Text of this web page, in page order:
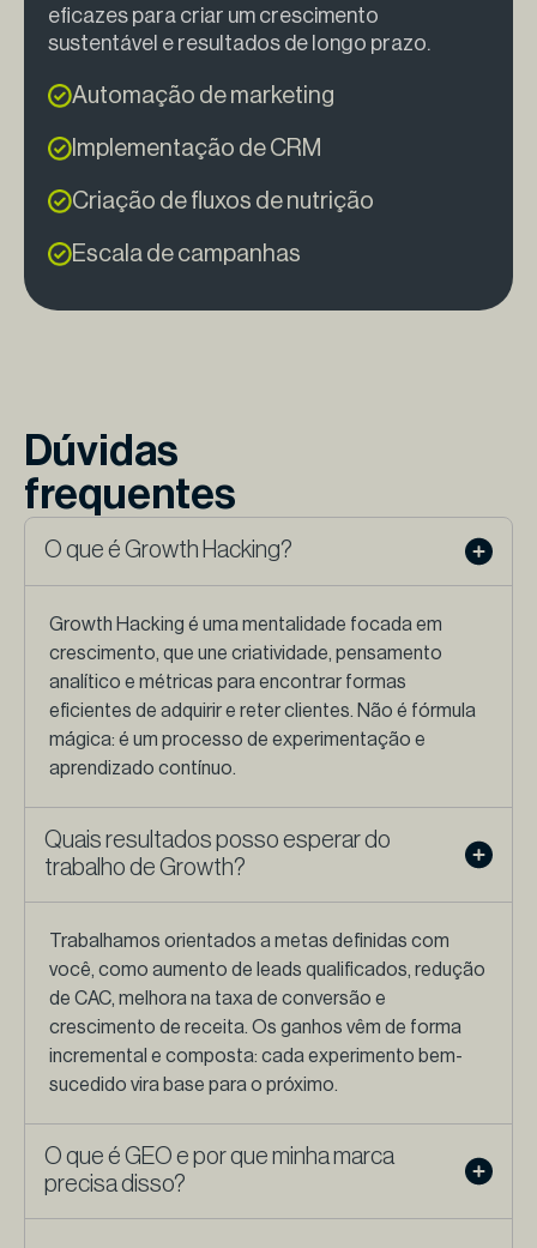
eficazes para criar um crescimento
sustentável e resultados de longo prazo.
Automação de marketing
Implementação de CRM
Criação de fluxos de nutrição
Escala de campanhas
Dúvidas
frequentes
O que é Growth Hacking?
Growth Hacking é uma mentalidade focada em
crescimento, que une criatividade, pensamento
analítico e métricas para encontrar formas
eficientes de adquirir e reter clientes. Não é fórmula
mágica: é um processo de experimentação e
aprendizado contínuo.
Quais resultados posso esperar do
trabalho de Growth?
Trabalhamos orientados a metas definidas com
você, como aumento de leads qualificados, redução
de CAC, melhora na taxa de conversão e
crescimento de receita. Os ganhos vêm de forma
incremental e composta: cada experimento bem-
sucedido vira base para o próximo.
O que é GEO e por que minha marca
precisa disso?